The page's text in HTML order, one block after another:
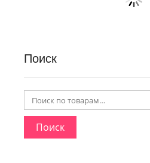
Поиск
Поиск